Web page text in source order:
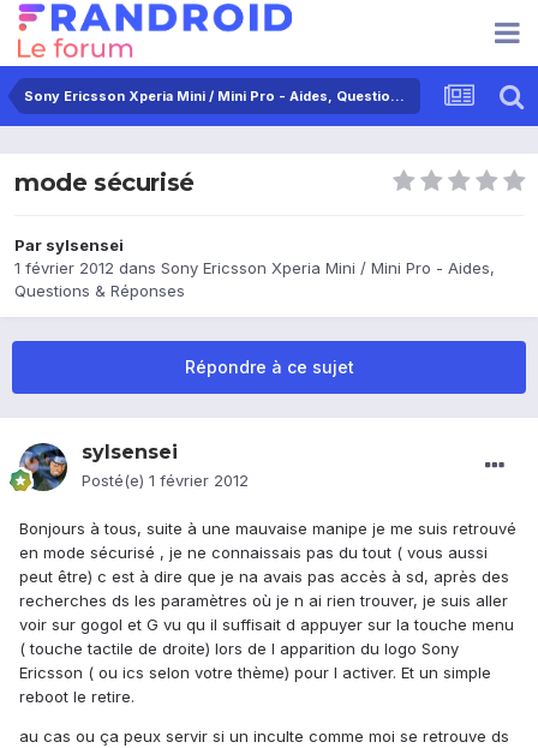
Sony Ericsson Xperia Mini / Mini Pro - Aides, Questions & Réponses
mode sécurisé
Par sylsensei
1 février 2012 dans Sony Ericsson Xperia Mini / Mini Pro - Aides,
Questions & Réponses
Répondre à ce sujet
sylsensei
Posté(e) 1 février 2012
Bonjours à tous, suite à une mauvaise manipe je me suis retrouvé
en mode sécurisé , je ne connaissais pas du tout ( vous aussi
peut être) c est à dire que je na avais pas accès à sd, après des
recherches ds les paramètres où je n ai rien trouver, je suis aller
voir sur gogol et G vu qu il suffisait d appuyer sur la touche menu
( touche tactile de droite) lors de l apparition du logo Sony
Ericsson ( ou ics selon votre thème) pour l activer. Et un simple
reboot le retire.
au cas ou ça peux servir si un inculte comme moi se retrouve ds